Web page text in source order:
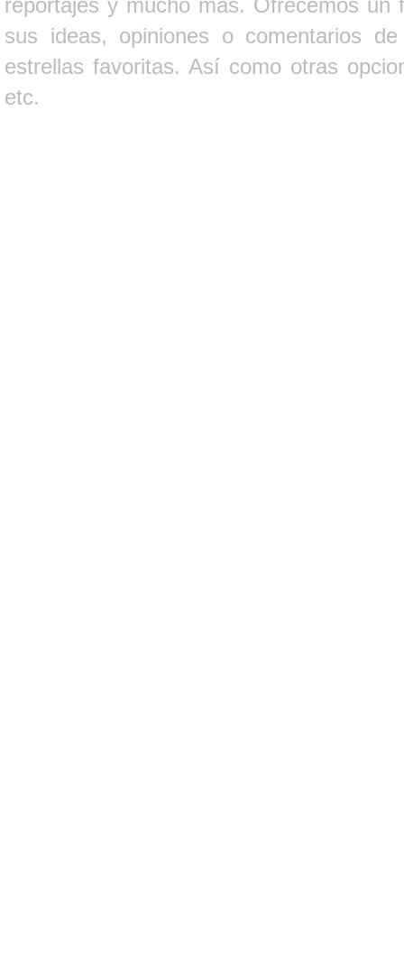
sus ideas, opiniones o comentarios
estrellas favoritas. Así como otras
etc.